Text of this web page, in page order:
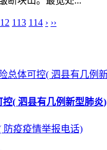
113 114 › ››
( 泗县有几例新型肺炎)